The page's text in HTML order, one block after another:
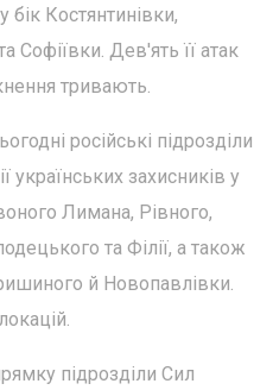
Костянтинівки,
Софіївки. Дев'ять її атак
тривають.
російські підрозділи
українських захисників у
Лимана, Рівного,
та Філії, а також
й Новопавлівки.
підрозділи Сил